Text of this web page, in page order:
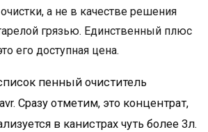
а не в качестве решения
грязью. Единственный плюс
его доступная цена.
пенный очиститель
Сразу отметим, это концентрат,
в канистрах чуть более 3л.